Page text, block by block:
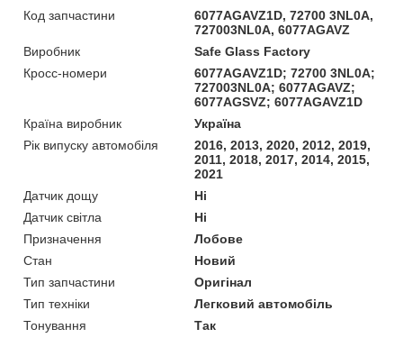
Код запчастини
6077AGAVZ1D, 72700 3NL0A,
727003NL0A, 6077AGAVZ
Виробник
Safe Glass Factory
Кросс-номери
6077AGAVZ1D; 72700 3NL0A;
727003NL0A; 6077AGAVZ;
6077AGSVZ; 6077AGAVZ1D
Країна виробник
Україна
Рік випуску автомобіля
2016, 2013, 2020, 2012, 2019,
2011, 2018, 2017, 2014, 2015,
2021
Датчик дощу
Ні
Датчик світла
Ні
Призначення
Лобове
Стан
Новий
Тип запчастини
Оригінал
Тип техніки
Легковий автомобіль
Тонування
Так